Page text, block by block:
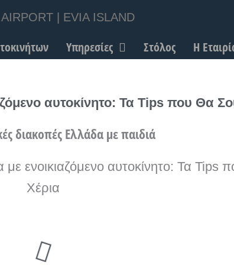
| EVIA ISLAND
Υπηρεσίες Στόλος Η
αυτοκίνητο: Τα Tips που Θα
με ενοικιαζόμενο αυτοκίνητο: Τα
Χέρια